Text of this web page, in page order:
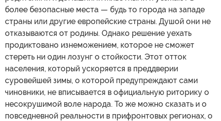
более безопасные места — будь то города на западе
страны или другие европейские страны. Душой они не
отказываются от родины. Однако решение уехать
продиктовано изнеможением, которое не сможет
стереть ни один лозунг о стойкости. Этот отток
населения, который ускоряется в преддверии
суровейшей зимы, о которой предупреждают сами
чиновники, не вписывается в официальную риторику о
несокрушимой воле народа. То же можно сказать и о
повседневной реальности в прифронтовых регионах, о